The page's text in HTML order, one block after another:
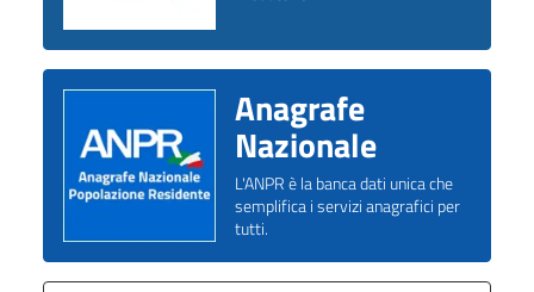
Anagrafe
Nazionale
L'ANPR è la banca dati unica che
semplifica i servizi anagrafici per
tutti.